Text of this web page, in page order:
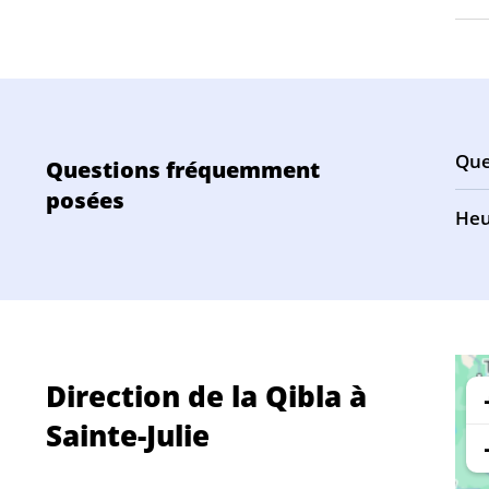
Questions fréquemment
posées
Direction de la Qibla à
Sainte-Julie